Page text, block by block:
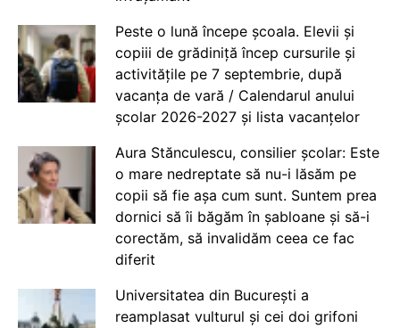
Peste o lună începe școala. Elevii și
copiii de grădiniță încep cursurile și
activitățile pe 7 septembrie, după
vacanța de vară / Calendarul anului
școlar 2026-2027 și lista vacanțelor
Aura Stănculescu, consilier școlar: Este
o mare nedreptate să nu-i lăsăm pe
copii să fie așa cum sunt. Suntem prea
dornici să îi băgăm în șabloane și să-i
corectăm, să invalidăm ceea ce fac
diferit
Universitatea din București a
reamplasat vulturul și cei doi grifoni